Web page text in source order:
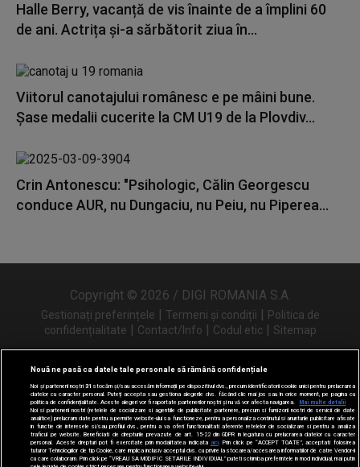
Halle Berry, vacanță de vis înainte de a împlini 60
de ani. Actrița și-a sărbătorit ziua în...
Viitorul canotajului românesc e pe mâini bune.
Șase medalii cucerite la CM U19 de la Plovdiv...
Crin Antonescu: "Psihologic, Călin Georgescu
conduce AUR, nu Dungaciu, nu Peiu, nu Piperea...
Copyright © 2026 / DIGI ROMANIA S.A.
Gestionați preferințele | Termeni și condiții | Politica de
confidențialitate | Contact/Info | Codul etic | Sitemap
Urmărește-ne și pe
Nouă ne pasă ca datele tale personale să rămână confidențiale
Noi și partenerii noștri31 stocăm și/sau accesăm informații pe dispozitivul dvs., precum identificatorii cookie unici pentru prelucrarea
datelor cu caracter personal. Puteți accepta sau gestiona alegerile dvs. făcând clic mai jos sau în orice moment, pe pagina cu
politica de confidențialitate. Aceste alegeri vor fi raportate partenerilor noștri și nu vă vor afecta navigarea.
Mai multe detalii
Noi si partenerii nostri (retelele de socializare si agentiile de publicitate partenere, precum si furnizorii nostri de servicii de date
analitice) prelucram date pentru a permite website-ului sa functioneze, pentru a personaliza continutul si anunturile publicitare afisate
in functie de interesele si/sau profilul dvs., pentru a va oferi functionalitati aferente retelelor de socializare si pentru a analiza
traficul pe website. Beneficiati de drepturile prevazute de art. 15-22 din GDPR in legatura cu prelucrarea datelor cu caracter
personal. Aceste drepturi pot fi exercitate prin modalitatea indicata aici. Prin click pe “ACCEPT TOATE”, acceptati folosirea
tuturor Tehnologiilor de tip Cookie, care implica inclusiv acceptul dvs. cu privire la stocarea/accesarea informatiilor de catre Vendor-ii
cu care colaboram. Prin click pe “VREAU SA MODIFIC SETARILE INDIVIDUAL” puteti schimba preferintele in mod individual, mai putin